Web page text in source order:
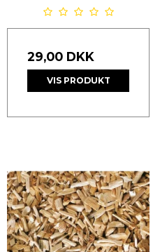
29,00 DKK
VIS PRODUKT